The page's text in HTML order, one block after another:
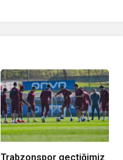
Trabzonspor geçtiğimiz